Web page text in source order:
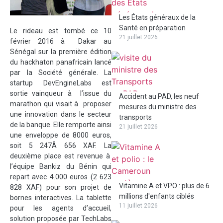
Le rideau est tombé ce 10
février 2016 à Dakar au
Sénégal sur la première édition
du hackhaton panafricain lancé
par la Société générale. La
startup DevEngineLabs est
sortie vainqueur à l’issue du
marathon qui visait à proposer
une innovation dans le secteur
de la banque. Elle remporte ainsi
une enveloppe de 8000 euros,
soit 5 247Â 656 XAF. La
deuxième place est revenue à
l’équipe Bankiz du Bénin qui
repart avec 4.000 euros (2 623
828 XAF) pour son projet de
bornes interactives. La tablette
pour les agents d’accueil,
solution proposée par TechLabs
Les États généraux de la
Santé en préparation
21 juillet 2026
Accident au PAD, les neuf
mesures du ministre des
transports
21 juillet 2026
Vitamine A et VPO : plus de 6
millions d'enfants ciblés
11 juillet 2026